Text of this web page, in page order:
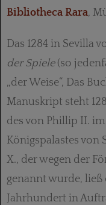
Bibliotheca Rara,
Das 1284 in Sevilla
der Spiele(so
„der Weise“, Das
Manuskript steht
des von Phillip II.
Königspalastes von
X., der wegen der
genannt wurde, ließ
Jahrhundert in